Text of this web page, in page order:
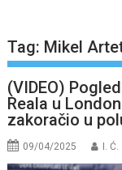
Tag: Mikel
(VIDEO)
Reala u
zakoračio u
09/04/2025 I. Ć.